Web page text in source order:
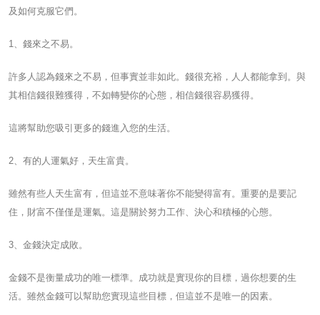
及如何克服它們。
1、錢來之不易。
許多人認為錢來之不易，但事實並非如此。錢很充裕，人人都能拿到。與
其相信錢很難獲得，不如轉變你的心態，相信錢很容易獲得。
這將幫助您吸引更多的錢進入您的生活。
2、有的人運氣好，天生富貴。
雖然有些人天生富有，但這並不意味著你不能變得富有。重要的是要記
住，財富不僅僅是運氣。這是關於努力工作、決心和積極的心態。
3、金錢決定成敗。
金錢不是衡量成功的唯一標準。成功就是實現你的目標，過你想要的生
活。雖然金錢可以幫助您實現這些目標，但這並不是唯一的因素。